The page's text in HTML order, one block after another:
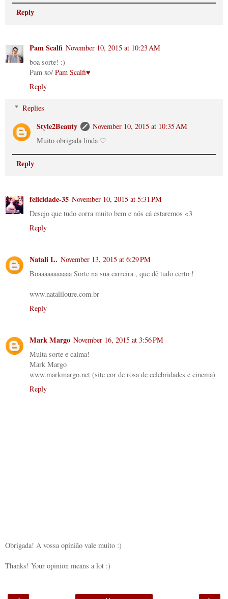
Reply
Pam Scalfi November 10, 2015 at 10:23 AM
boa sorte! :)
Pam xo/ Pam Scalfi♥
Reply
Replies
Style2Beauty
November 10, 2015 at 10:35 AM
Muito obrigada linda ♡
Reply
felicidade-35 November 10, 2015 at 5:31 PM
Desejo que tudo corra muito bem e nós cá estaremos <3
Reply
Natali L. November 13, 2015 at 6:29 PM
Boaaaaaaaaaaa Sorte na sua carreira , que dê tudo certo !
www.nataliloure.com.br
Reply
Mark Margo November 16, 2015 at 3:56 PM
Muita sorte e calma!
Mark Margo
www.markmargo.net (site cor de rosa de celebridades e cinema)
Reply
Obrigada! A vossa opinião vale muito :)
Thanks! Your opinion means a lot :)